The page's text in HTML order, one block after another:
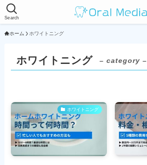
Search
ホーム ホワイトニング
ホワイトニング – category –
ホワイトニング